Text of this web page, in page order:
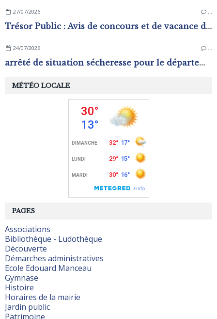
27/07/2026 …
Trésor Public : Avis de concours et de vacance d'emplois
24/07/2026 …
arrêté de situation sécheresse pour le département de l'Orne.
PAGES
Associations
Bibliothèque - Ludothèque
Découverte
Démarches administratives
Ecole Edouard Manceau
Gymnase
Histoire
Horaires de la mairie
Jardin public
Patrimoine
MÉTÉO LOCALE